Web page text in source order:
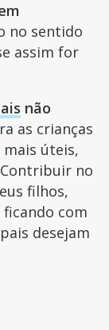
no sentido
assim for
não
as crianças
úteis,
no
filhos,
ficando com
desejam